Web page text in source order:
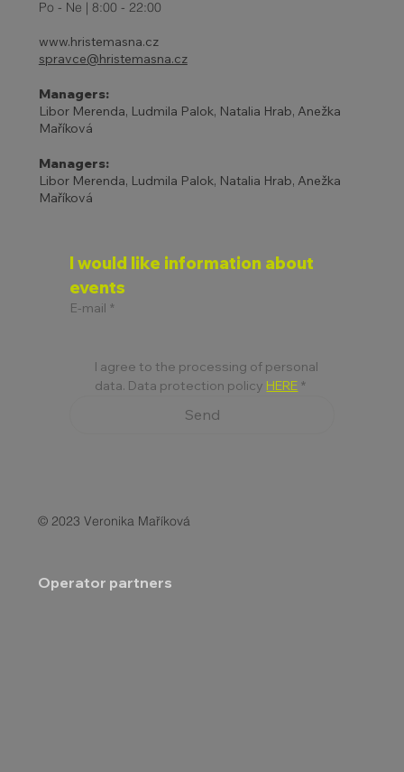
Po - Ne | 8:00 - 22:00
www.hristemasna.cz
spravce@hristemasna.cz
Managers:
Libor Merenda, Ludmila Palok, Natalia Hrab, Anežka
Maříková
Managers:
Libor Merenda, Ludmila Palok, Natalia Hrab, Anežka
Maříková
I would like information about
events
E-mail *
I agree to the processing of personal
data. Data protection policy HERE *
Send
© 2023 Veronika Maříková
Operator partners